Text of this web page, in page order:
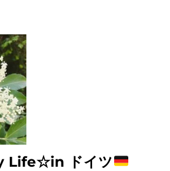
Life☆in ドイツ